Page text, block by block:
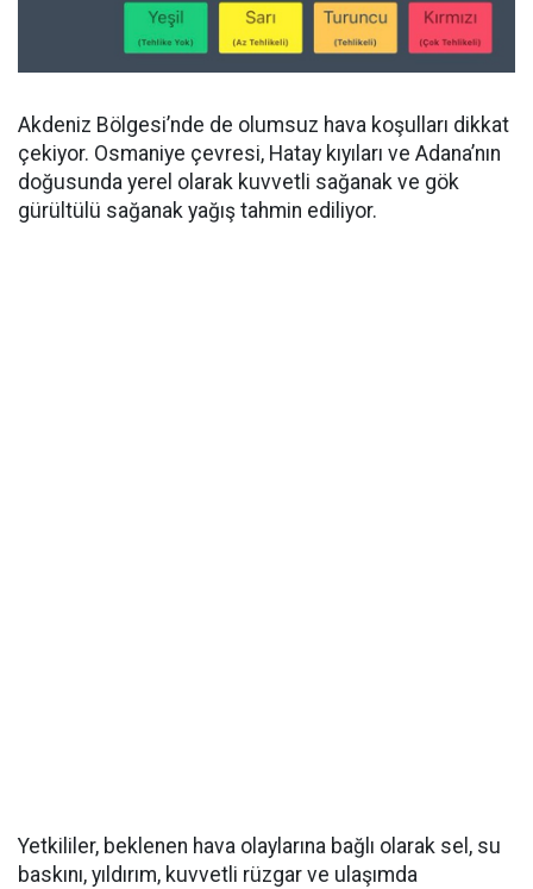
Akdeniz Bölgesi’nde de olumsuz hava koşulları dikkat
çekiyor. Osmaniye çevresi, Hatay kıyıları ve Adana’nın
doğusunda yerel olarak kuvvetli sağanak ve gök
gürültülü sağanak yağış tahmin ediliyor.
Yetkililer, beklenen hava olaylarına bağlı olarak sel, su
baskını, yıldırım, kuvvetli rüzgar ve ulaşımda